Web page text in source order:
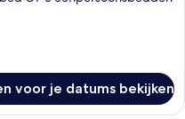
voor je datums bekijken